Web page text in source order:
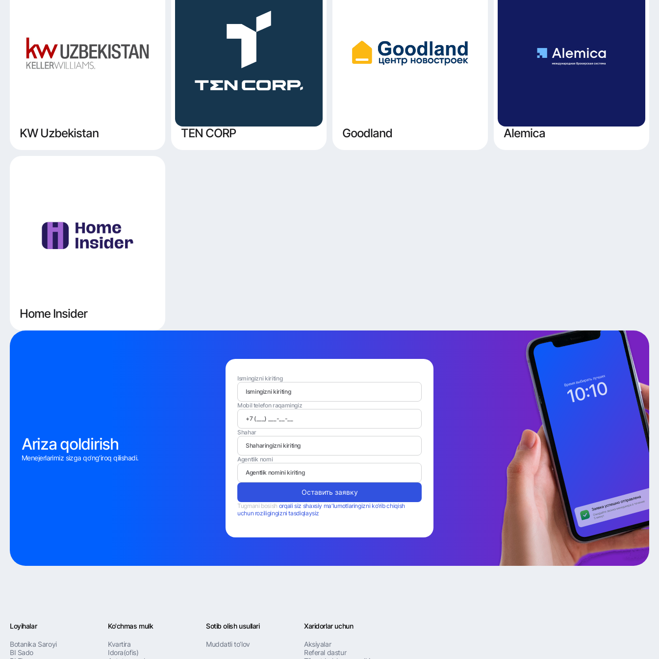
KW Uzbekistan TEN CORP Goodland Alemica
Home Insider
Ariza qoldirish
Menejerlarimiz sizga qo‘ng‘iroq qilishadi.
Ismingizni kiriting
Mobil telefon raqamingiz
Shahar
Agentlik nomi
Оставить заявку
Tugmani bosish orqali siz shaxsiy ma'lumotlaringizni ko’rib chiqish
uchun roziligingizni tasdiqlaysiz
Loyihalar
Botanika Saroyi
BI Sado
Ko'chmas mulk
Kvartira
Idora(ofis)
Sotib olish usullari
Muddatli to’lov
Xaridorlar uchun
Aksiyalar
Referal dastur